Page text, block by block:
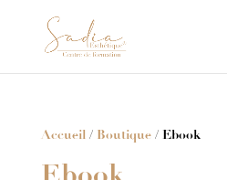
Accueil/ Boutique/ Ebook